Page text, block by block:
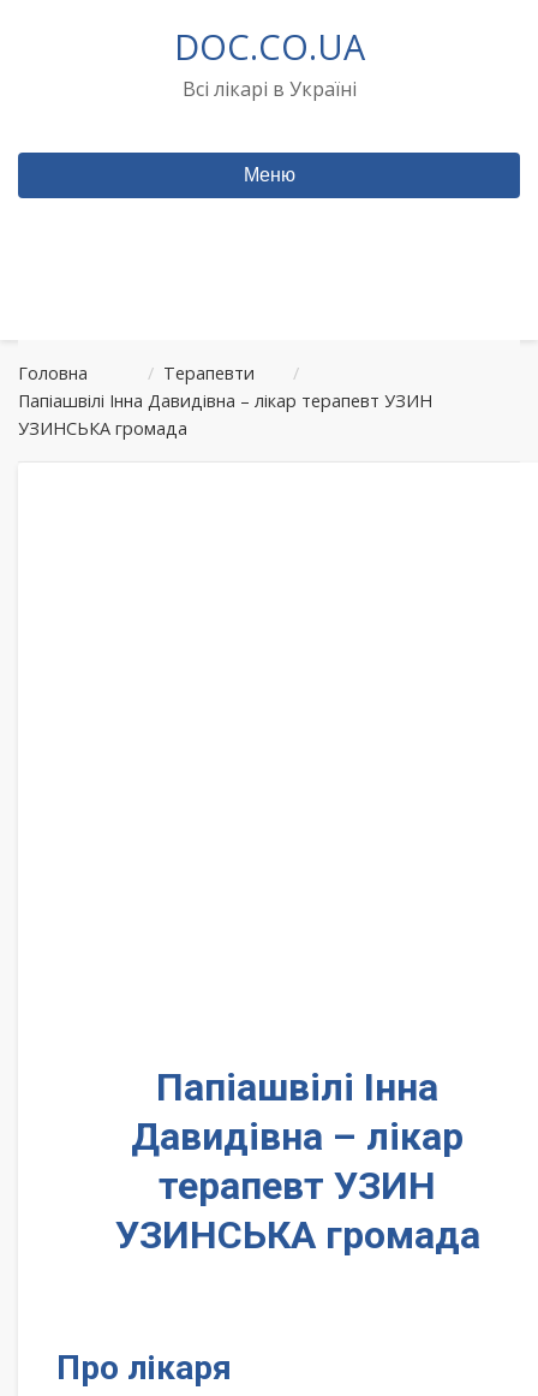
DOC.CO.UA
Всі лікарі в Україні
Меню
Головна / Терапевти
/
Папіашвілі Інна Давидівна – лікар терапевт УЗИН
УЗИНСЬКА громада
Папіашвілі Інна
Давидівна – лікар
терапевт УЗИН
УЗИНСЬКА громада
Про лікаря